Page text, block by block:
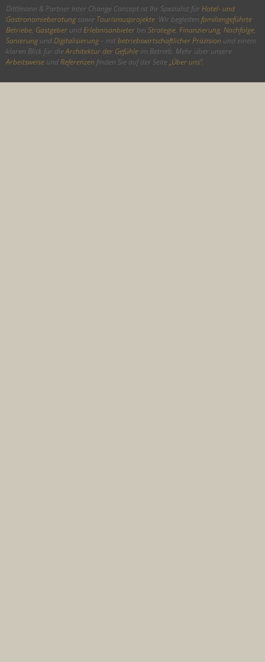
Dittlmann & Partner Inter Change Concept ist Ihr Spezialist fürHotel- und
Gastronomieberatungsowie Tourismusprojekte. Wir begleiten familiengeführte
Betriebe, Gastgeber undErlebnisanbieterbeiStrategie, Finanzierung, Nachfolge,
Sanierung undDigitalisierung – mitbetriebswirtschaftlicher Präzision und einem
klaren Blick für dieArchitektur der Gefühleim Betrieb. Mehr über unsere
Arbeitsweise undReferenzen finden Sie auf der Seite„Über uns“.